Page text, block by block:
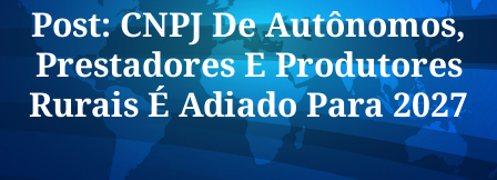
Post: CNPJ De Autônomos,
Prestadores E Produtores
Rurais É Adiado Para 2027